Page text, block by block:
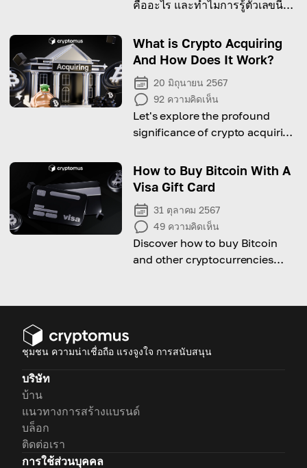
คืออะไร และทำไมการรู้ตัวเลขนี้จึง
What is Crypto Acquiring
And How Does It Work?
20 มิถุนายน 2567
92 ความคิดเห็น
Let's explore the profound
significance of crypto acquiring
reasons why businesses should
embrace this emerging trend
How to Buy Bitcoin With A
Visa Gift Card
31 ตุลาคม 2567
49 ความคิดเห็น
Discover how to buy Bitcoin
and other cryptocurrencies
involved!
ชุมชน ความน่าเชื่อถือ แรงจูงใจ การสนับสนุน
บริษัท
บ้าน
แนวทางการสร้างแบรนด์
บล็อก
ติดต่อเรา
การใช้ส่วนบุคคล